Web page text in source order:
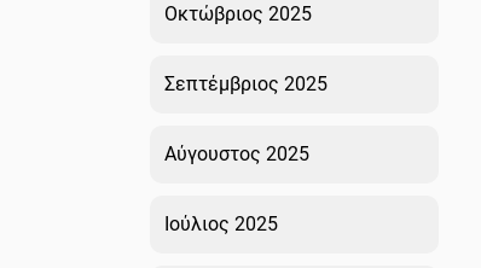
Οκτώβριος 2025
Σεπτέμβριος 2025
Αύγουστος 2025
Ιούλιος 2025